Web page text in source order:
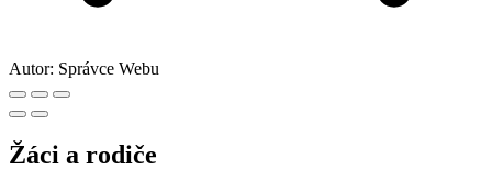
Autor: Správce Webu
Žáci a rodiče